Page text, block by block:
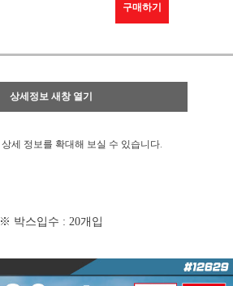
구매하기
상세정보 새창 열기
상세 정보를 확대해 보실 수 있습니다.
※ 박스입수 : 20개입